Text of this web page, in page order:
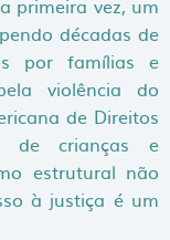
primeira vez, um
décadas de
por famílias e
violência do
de Direitos
de crianças e
estrutural não
à justiça é um